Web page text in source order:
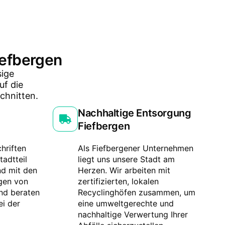
die
mit den
von
beraten
der
Nachhaltige Entsorgung
Fiefbergen
Als Fiefbergener Unternehmen
liegt uns unsere Stadt am
Herzen. Wir arbeiten mit
zertifizierten, lokalen
Recyclinghöfen zusammen, um
eine umweltgerechte und
nachhaltige Verwertung Ihrer